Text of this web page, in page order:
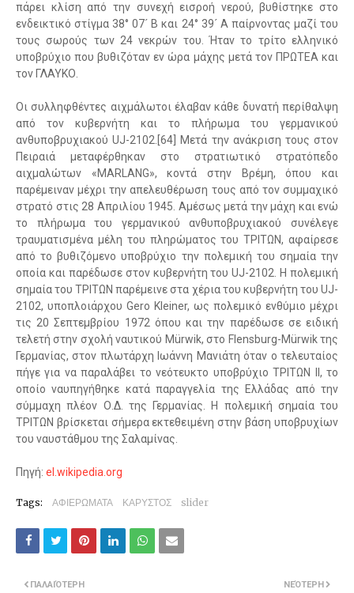
πάρει κλίση από την συνεχή εισροή νερού, βυθίστηκε στο
ενδεικτικό στίγμα 38° 07´ Β και 24° 39´ Α παίρνοντας μαζί του
τους σωρούς των 24 νεκρών του. Ήταν το τρίτο ελληνικό
υποβρύχιο που βυθιζόταν εν ώρα μάχης μετά τον ΠΡΩΤΕΑ και
τον ΓΛΑΥΚΟ.
Οι συλληφθέντες αιχμάλωτοι έλαβαν κάθε δυνατή περίθαλψη
από τον κυβερνήτη και το πλήρωμα του γερμανικού
ανθυποβρυχιακού UJ-2102.[64] Μετά την ανάκριση τους στον
Πειραιά μεταφέρθηκαν στο στρατιωτικό στρατόπεδο
αιχμαλώτων «MARLANG», κοντά στην Βρέμη, όπου και
παρέμειναν μέχρι την απελευθέρωση τους από τον συμμαχικό
στρατό στις 28 Απριλίου 1945. Αμέσως μετά την μάχη και ενώ
το πλήρωμα του γερμανικού ανθυποβρυχιακού συνέλεγε
τραυματισμένα μέλη του πληρώματος του ΤΡΙΤΩΝ, αφαίρεσε
από το βυθιζόμενο υποβρύχιο την πολεμική του σημαία την
οποία και παρέδωσε στον κυβερνήτη του UJ-2102. Η πολεμική
σημαία του ΤΡΙΤΩΝ παρέμεινε στα χέρια του κυβερνήτη του UJ-
2102, υποπλοιάρχου Gero Kleiner, ως πολεμικό ενθύμιο μέχρι
τις 20 Σεπτεμβρίου 1972 όπου και την παρέδωσε σε ειδική
τελετή στην σχολή ναυτικού Mürwik, στο Flensburg-Mürwik της
Γερμανίας, στον πλωτάρχη Ιωάννη Μανιάτη όταν ο τελευταίος
πήγε για να παραλάβει το νεότευκτο υποβρύχιο ΤΡΙΤΩΝ II, το
οποίο ναυπηγήθηκε κατά παραγγελία της Ελλάδας από την
σύμμαχη πλέον Ο.Δ. της Γερμανίας. Η πολεμική σημαία του
ΤΡΙΤΩΝ βρίσκεται σήμερα εκτεθειμένη στην βάση υποβρυχίων
του ναυστάθμου της Σαλαμίνας.
Πηγή: el.wikipedia.org
Tags: ΑΦΙΕΡΩΜΑΤΑ ΚΑΡΥΣΤΟΣ slider
ΝΕΌΤΕΡΗ
ΠΑΛΑΙΌΤΕΡΗ